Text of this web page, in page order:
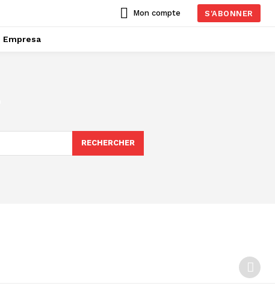
Mon compte S'ABONNER
Empresa
RECHERCHER